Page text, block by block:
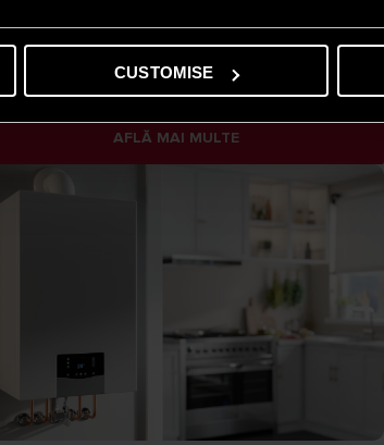
CUSTOMISE
DE ECONOMISIRE
predictivă: semnificație și
| Ariston
AFLĂ MAI MULTE